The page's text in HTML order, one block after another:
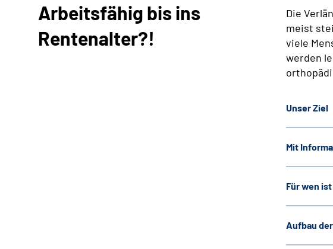
Arbeitsfähig bis ins
Rentenalter?!
Die
meist
viele
werden
Unser Ziel
Mit
Für wen
Aufbau